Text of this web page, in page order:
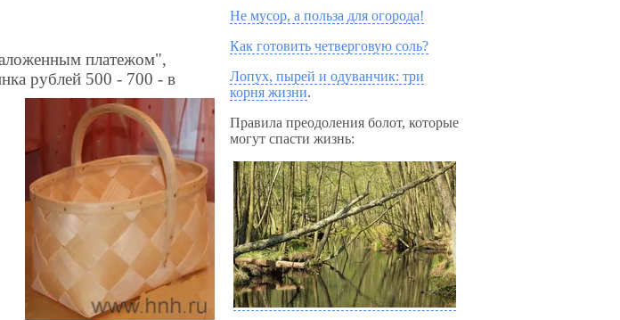
платежом",
рублей 500 - 700 - в
Не мусор, а польза для огорода!
Как готовить четверговую соль?
Лопух, пырей и одуванчик: три
корня жизни.
Правила преодоления болот, которые
могут спасти жизнь: